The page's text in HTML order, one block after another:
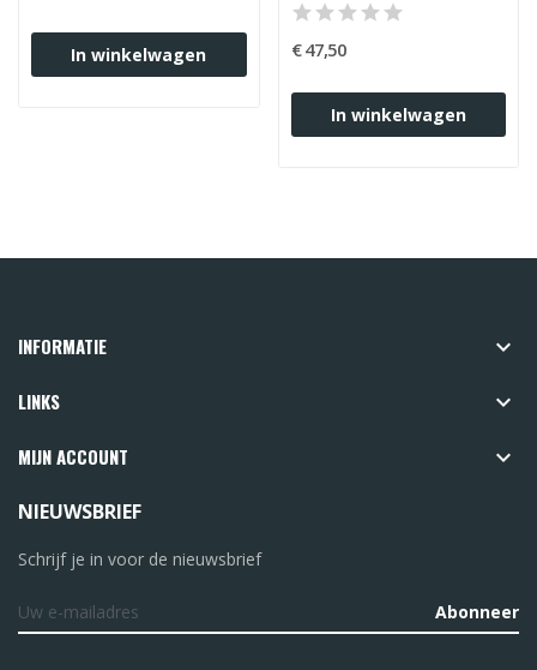
In winkelwagen € 47,50
In winkelwagen
INFORMATIE 
LINKS 
MIJN ACCOUNT 
NIEUWSBRIEF
Schrijf je in voor de nieuwsbrief
Abonneer